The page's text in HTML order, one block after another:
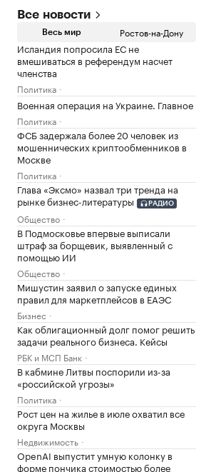
Все новости
Весь мир Ростов-на-Дону
Исландия попросила ЕС не
вмешиваться в референдум насчет
членства
Политика
Военная операция на Украине. Главное
Политика
ФСБ задержала более 20 человек из
мошеннических криптообменников в
Москве
Политика
Глава «Эксмо» назвал три тренда на
рынке бизнес-литературы
РАДИО
Общество
В Подмосковье впервые выписали
штраф за борщевик, выявленный с
помощью ИИ
Общество
Мишустин заявил о запуске единых
правил для маркетплейсов в ЕАЭС
Бизнес
Как облигационный долг помог решить
задачи реального бизнеса. Кейсы
РБК и МСП Банк
В кабмине Литвы поспорили из-за
«российской угрозы»
Политика
Рост цен на жилье в июле охватил все
округа Москвы
Недвижимость
OpenAI выпустит умную колонку в
форме пончика стоимостью более